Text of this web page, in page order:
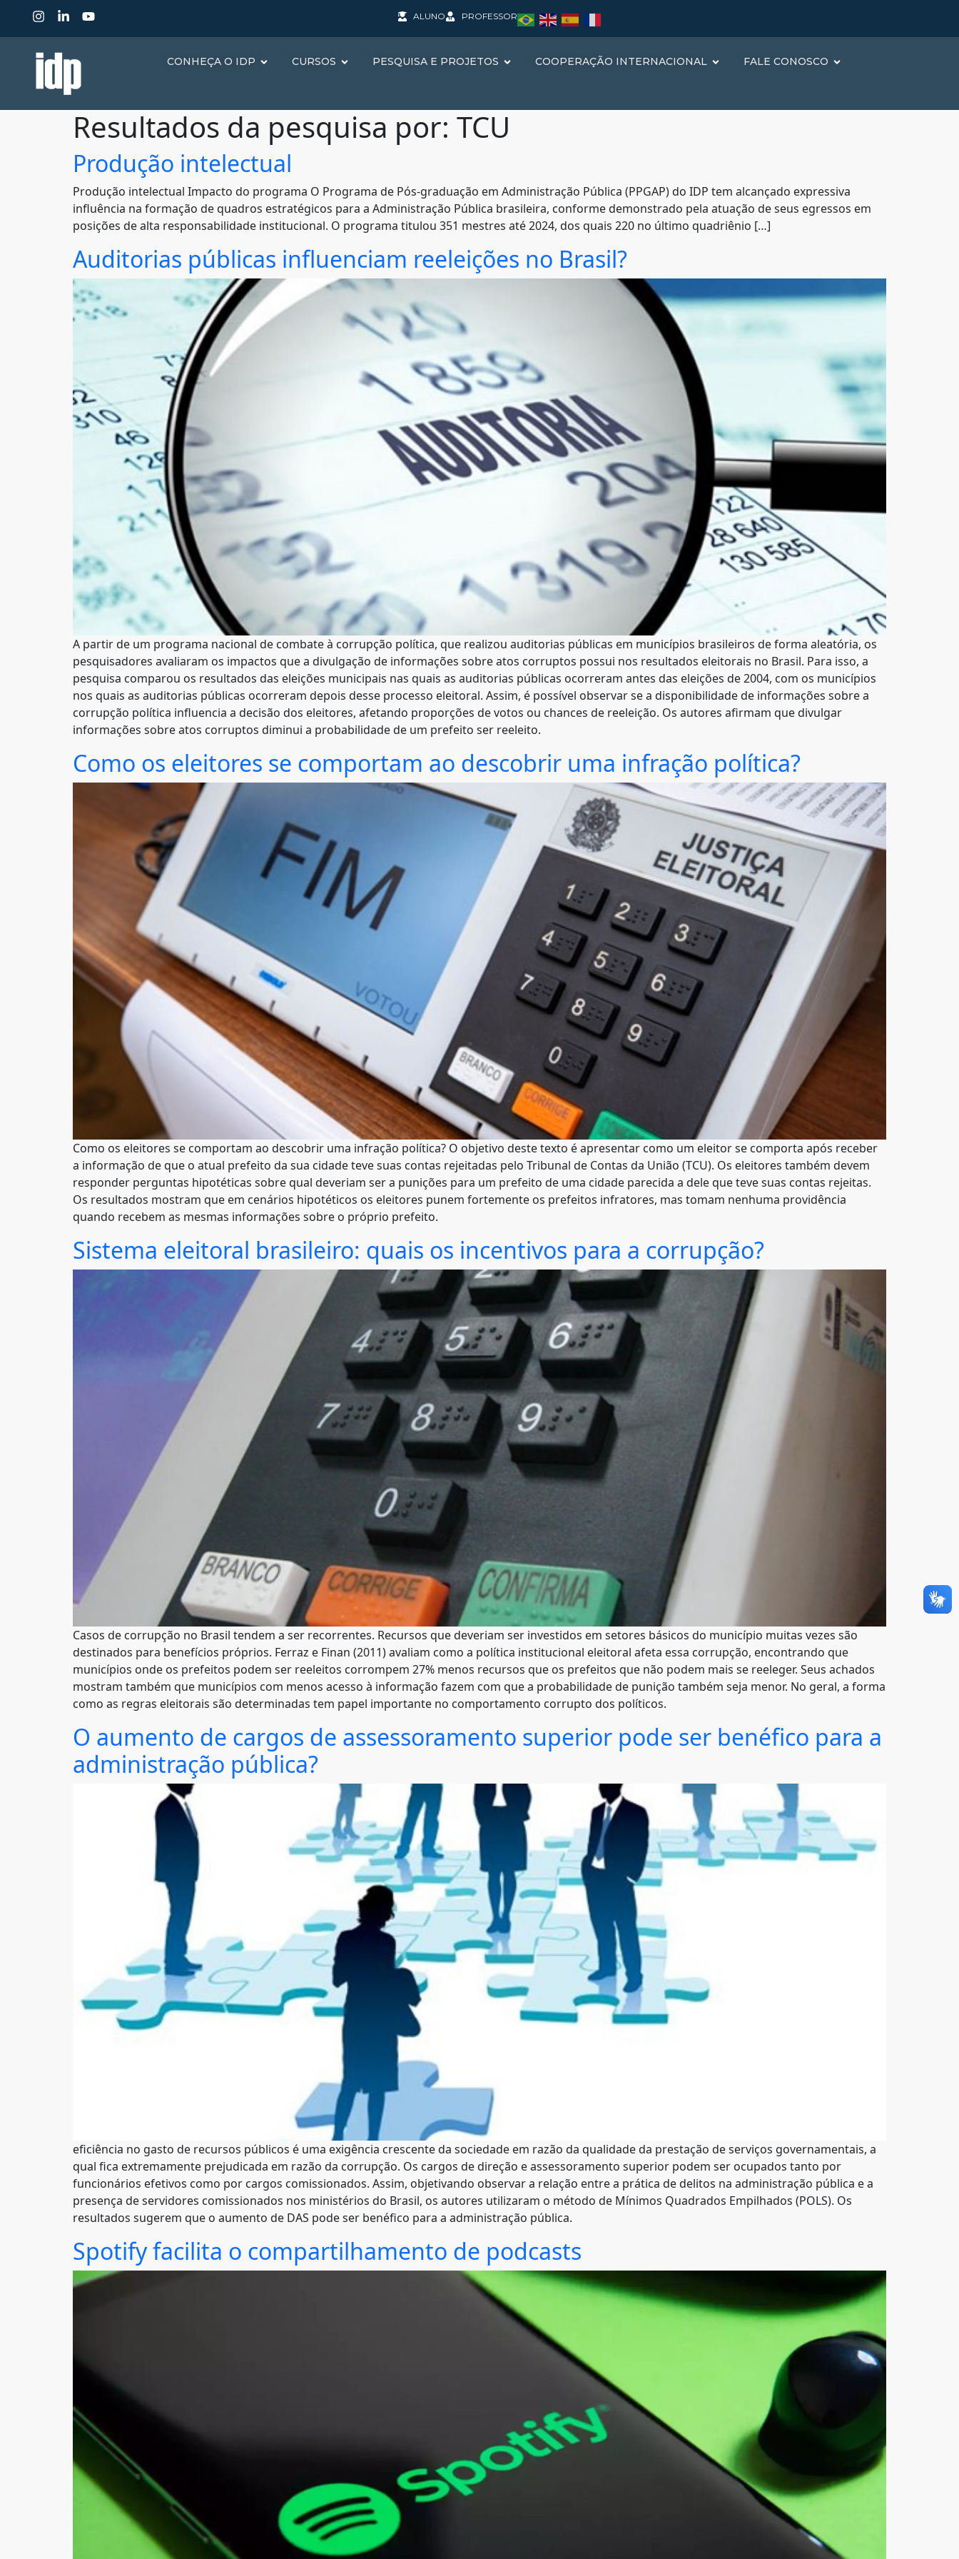
ALUNO PROFESSOR
CONHEÇA O IDP CURSOS PESQUISA E PROJETOS COOPERAÇÃO INTERNACIONAL FALE CONOSCO
Resultados da pesquisa por: TCU
Produção intelectual
Produção intelectual Impacto do programa O Programa de Pós-graduação em Administração Pública (PPGAP) do IDP tem alcançado expressiva
influência na formação de quadros estratégicos para a Administração Pública brasileira, conforme demonstrado pela atuação de seus egressos em
posições de alta responsabilidade institucional. O programa titulou 351 mestres até 2024, dos quais 220 no último quadriênio […]
Auditorias públicas influenciam reeleições no Brasil?
A partir de um programa nacional de combate à corrupção política, que realizou auditorias públicas em municípios brasileiros de forma aleatória, os
pesquisadores avaliaram os impactos que a divulgação de informações sobre atos corruptos possui nos resultados eleitorais no Brasil. Para isso, a
pesquisa comparou os resultados das eleições municipais nas quais as auditorias públicas ocorreram antes das eleições de 2004, com os municípios
nos quais as auditorias públicas ocorreram depois desse processo eleitoral. Assim, é possível observar se a disponibilidade de informações sobre a
corrupção política influencia a decisão dos eleitores, afetando proporções de votos ou chances de reeleição. Os autores afirmam que divulgar
informações sobre atos corruptos diminui a probabilidade de um prefeito ser reeleito.
Como os eleitores se comportam ao descobrir uma infração política?
Como os eleitores se comportam ao descobrir uma infração política? O objetivo deste texto é apresentar como um eleitor se comporta após receber
a informação de que o atual prefeito da sua cidade teve suas contas rejeitadas pelo Tribunal de Contas da União (TCU). Os eleitores também devem
responder perguntas hipotéticas sobre qual deveriam ser a punições para um prefeito de uma cidade parecida a dele que teve suas contas rejeitas.
Os resultados mostram que em cenários hipotéticos os eleitores punem fortemente os prefeitos infratores, mas tomam nenhuma providência
quando recebem as mesmas informações sobre o próprio prefeito.
Sistema eleitoral brasileiro: quais os incentivos para a corrupção?
Casos de corrupção no Brasil tendem a ser recorrentes. Recursos que deveriam ser investidos em setores básicos do município muitas vezes são
destinados para benefícios próprios. Ferraz e Finan (2011) avaliam como a política institucional eleitoral afeta essa corrupção, encontrando que
municípios onde os prefeitos podem ser reeleitos corrompem 27% menos recursos que os prefeitos que não podem mais se reeleger. Seus achados
mostram também que municípios com menos acesso à informação fazem com que a probabilidade de punição também seja menor. No geral, a forma
como as regras eleitorais são determinadas tem papel importante no comportamento corrupto dos políticos.
O aumento de cargos de assessoramento superior pode ser benéfico para a
administração pública?
eficiência no gasto de recursos públicos é uma exigência crescente da sociedade em razão da qualidade da prestação de serviços governamentais, a
qual fica extremamente prejudicada em razão da corrupção. Os cargos de direção e assessoramento superior podem ser ocupados tanto por
funcionários efetivos como por cargos comissionados. Assim, objetivando observar a relação entre a prática de delitos na administração pública e a
presença de servidores comissionados nos ministérios do Brasil, os autores utilizaram o método de Mínimos Quadrados Empilhados (POLS). Os
resultados sugerem que o aumento de DAS pode ser benéfico para a administração pública.
Spotify facilita o compartilhamento de podcasts